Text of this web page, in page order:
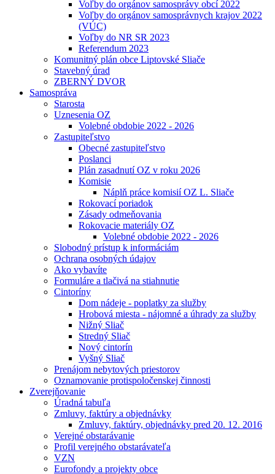
Voľby do orgánov samosprávy obcí 2022
Voľby do orgánov samosprávnych krajov 2022
(VÚC)
Voľby do NR SR 2023
Referendum 2023
Komunitný plán obce Liptovské Sliače
Stavebný úrad
ZBERNÝ DVOR
Samospráva
Starosta
Uznesenia OZ
Volebné obdobie 2022 - 2026
Zastupiteľstvo
Obecné zastupiteľstvo
Poslanci
Plán zasadnutí OZ v roku 2026
Komisie
Náplň práce komisií OZ L. Sliače
Rokovací poriadok
Zásady odmeňovania
Rokovacie materiály OZ
Volebné obdobie 2022 - 2026
Slobodný prístup k informáciám
Ochrana osobných údajov
Ako vybavíte
Formuláre a tlačivá na stiahnutie
Cintoríny
Dom nádeje - poplatky za služby
Hrobová miesta - nájomné a úhrady za služby
Nižný Sliač
Stredný Sliač
Nový cintorín
Vyšný Sliač
Prenájom nebytových priestorov
Oznamovanie protispoločenskej činnosti
Zverejňovanie
Úradná tabuľa
Zmluvy, faktúry a objednávky
Zmluvy, faktúry, objednávky pred 20. 12. 2016
Verejné obstarávanie
Profil verejného obstarávateľa
VZN
Eurofondy a projekty obce